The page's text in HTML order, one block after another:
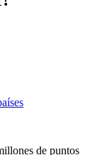
de puntos